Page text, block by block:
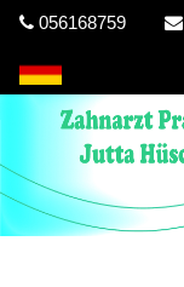
056168759